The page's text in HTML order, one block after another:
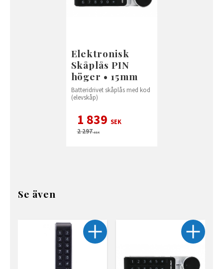
Elektronisk
Skåplås PIN
höger • 15mm
Batteridrivet skåplås med kod
(elevskåp)
1 839 SEK
2 297SEK
Se även